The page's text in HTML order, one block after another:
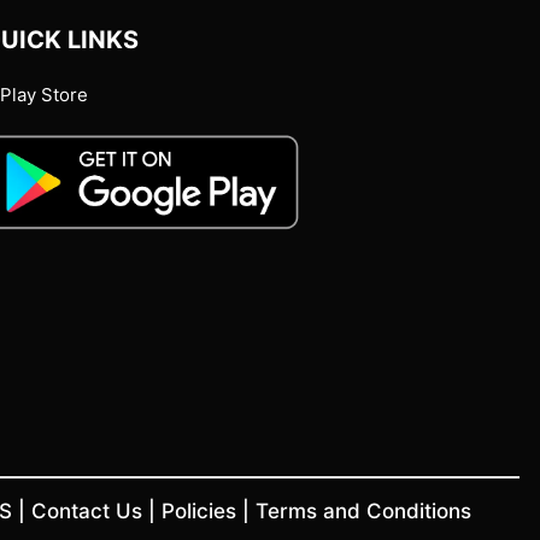
LINKS
Play Store
Contact Us Policies Terms and Conditions